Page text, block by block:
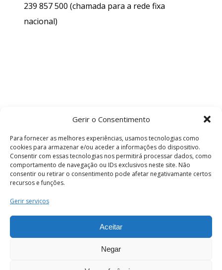
Gerir o Consentimento
Para fornecer as melhores experiências, usamos tecnologias como
cookies para armazenar e/ou aceder a informações do dispositivo.
Consentir com essas tecnologias nos permitirá processar dados, como
comportamento de navegação ou IDs exclusivos neste site. Não
consentir ou retirar o consentimento pode afetar negativamante certos
recursos e funções.
Gerir serviços
Aceitar
Negar
239 857 500 (chamada para a rede fixa
nacional)
Termos e Condições
os direitos reservados.